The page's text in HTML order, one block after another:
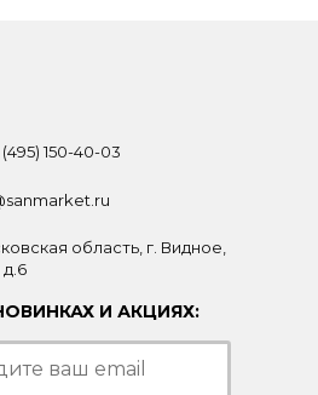
(495) 150-40-03
область, г. Видное,
И АКЦИЯХ: